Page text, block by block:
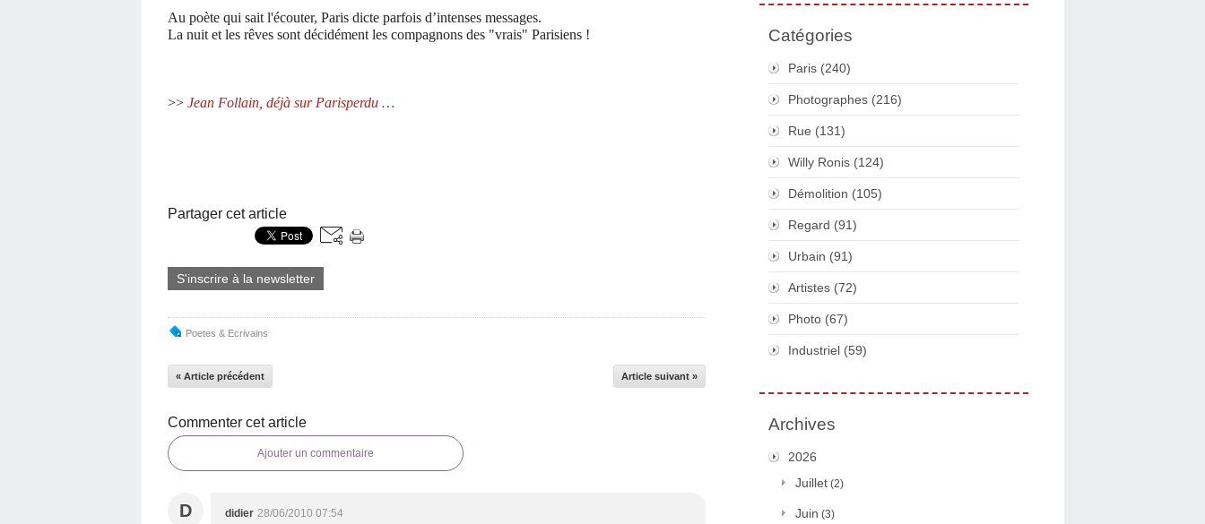
Au poète qui sait l'écouter, Paris dicte parfois d’intenses messages.
La nuit et les rêves sont décidément les compagnons des "vrais" Parisiens !
>> Jean Follain, déjà sur Parisperdu …
Partager cet article
S'inscrire à la newsletter
Poetes & Ecrivains
« Article précédent Article suivant »
Commenter cet article
Ajouter un commentaire
D didier 28/06/2010 07:54
Catégories
Paris (240)
Photographes (216)
Rue (131)
Willy Ronis (124)
Démolition (105)
Regard (91)
Urbain (91)
Artistes (72)
Photo (67)
Industriel (59)
Archives
2026
Juillet (2)
Juin (3)